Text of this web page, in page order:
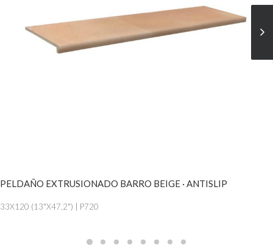
VER MÁS
PELDAÑO EXTRUSIONADO BARRO BEIGE · ANTISLIP
33X120 (13"X47,2") | P720